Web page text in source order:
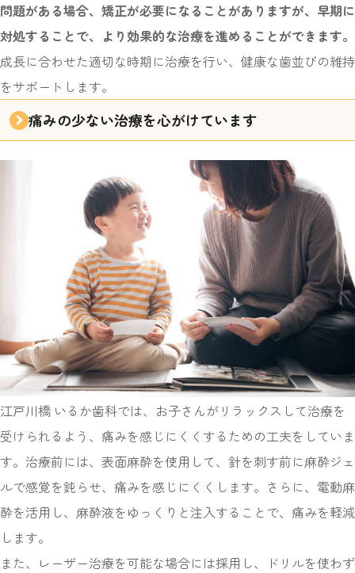
問題がある場合、矯正が必要になることがありますが、早期に
対処することで、より効果的な治療を進めることができます。
成長に合わせた適切な時期に治療を行い、健康な歯並びの維持
をサポートします。
痛みの少ない治療を心がけています
江戸川橋 いるか歯科では、お子さんがリラックスして治療を
受けられるよう、痛みを感じにくくするための工夫をしていま
す。治療前には、表面麻酔を使用して、針を刺す前に麻酔ジェ
ルで感覚を鈍らせ、痛みを感じにくくします。さらに、電動麻
酔を活用し、麻酔液をゆっくりと注入することで、痛みを軽減
します。
また、レーザー治療を可能な場合には採用し、ドリルを使わず